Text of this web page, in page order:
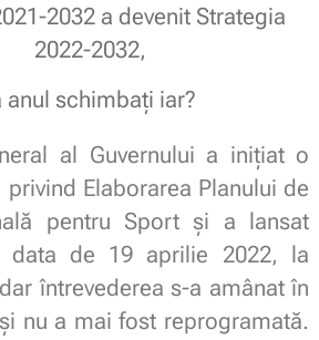
2032 a devenit Strategia
2022-2032,
anul schimbați iar?
al Guvernului a inițiat o
Elaborarea Planului de
pentru Sport și a lansat
data de 19 aprilie 2022, la
întrevederea s-a amânat în
nu a mai fost reprogramată.